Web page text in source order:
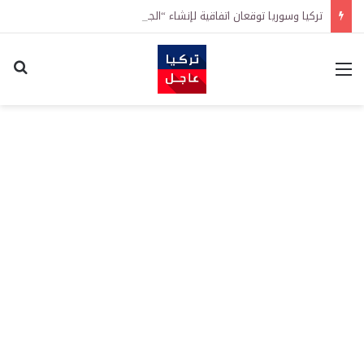
القائمة